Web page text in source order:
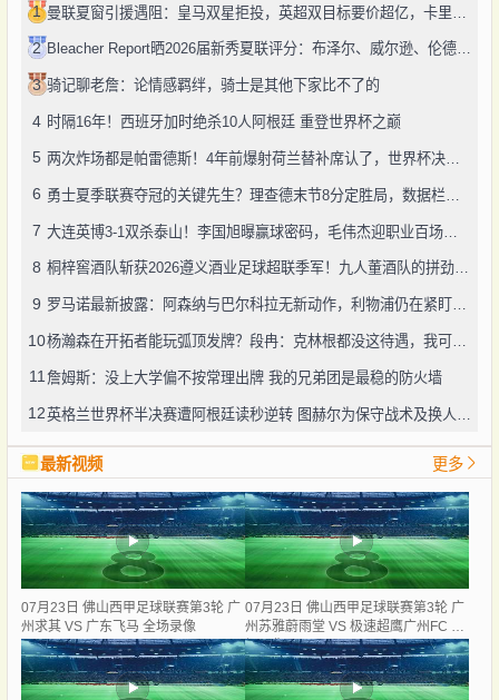
1
2 Bleacher Report晒2026届新秀夏联评分：布泽尔、威尔逊、伦德博格摘A
3 骑记聊老詹：论情感羁绊，骑士是其他下家比不了的
4 时隔16年！西班牙加时绝杀10人阿根廷 重登世界杯之巅
5 两次炸场都是帕雷德斯！4年前爆射荷兰替补席认了，世界杯决赛再演冲突
6
7 大连英博3-1双杀泰山！李国旭曝赢球密码，毛伟杰迎职业百场里程碑
8 桐梓窖酒队斩获2026遵义酒业足球超联季军！九人董酒队的拼劲太戳人
9 罗马诺最新披露：阿森纳与巴尔科拉无新动作，利物浦仍在紧盯目标
10 杨瀚森在开拓者能玩弧顶发牌？段冉：克林根都没这待遇，我可不太看好
11詹姆斯：没上大学偏不按常理出牌 我的兄弟团是最稳的防火墙
12
最新视频 更多
07月23日 佛山西甲足球联赛第3轮 广
州求其 VS 广东飞马 全场录像
07月23日 佛山西甲足球联赛第3轮 广
州苏雅蔚雨堂 VS 极速超鹰广州FC 全
场录像